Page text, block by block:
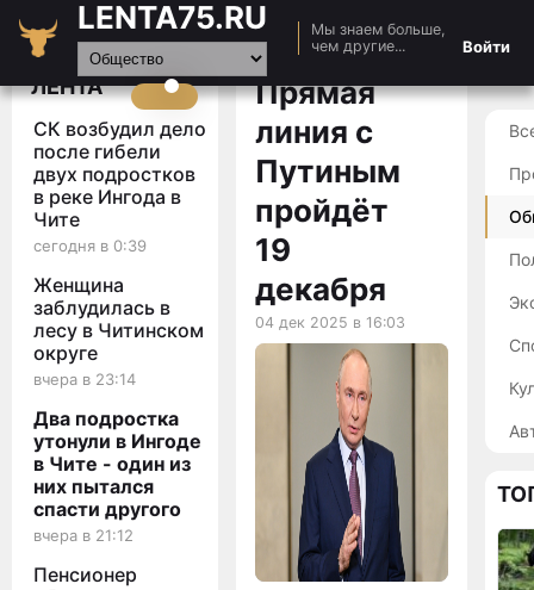
LENTA75.RU
Мы знаем больше,
чем другие...
Войти
Главная
Новости
Видео
Статьи
ЛЕНТА
СК возбудил дело
после гибели
двух подростков
в реке Ингода в
Чите
сегодня в 0:39
Женщина
заблудилась в
лесу в Читинском
округе
вчера в 23:14
Два подростка
утонули в Ингоде
в Чите - один из
них пытался
спасти другого
вчера в 21:12
Пенсионер
Прямая
линия с
Путиным
пройдёт
19
декабря
04 дек 2025 в 16:03